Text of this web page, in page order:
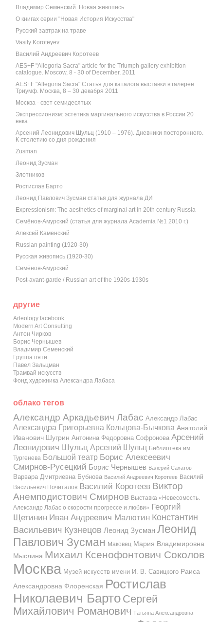
Владимир Семенский. Новая живопись
О книгах серии "Новая История Искусства"
Русский завтрак на траве
Vasily Koroteyev
Василий Андреевич Коротеев
AES+F "Allegoria Sacra" article for the Triumph gallery exhibition
catalogue. Moscow, 8 - 30 of December, 2011
AES+F "Allegoria Sacra" Статья для каталога выставки в галерее
Триумф. Москва, 8 – 30 декабря 2011
Москва - свет семидесятых
Экспрессионизм: эстетика маргинального искусства в России 20
века
Арсений Леонидович Шульц (1910 – 1976). Дневники постороннего.
К столетию со дня рождения
Zusman
Леонид Зусман
Злотников
Ростислав Барто
Леонид Павлович Зусман статья для журнала ДИ
Expressionism: The aesthetics of marginal art in 20th century Russia
Семёнов-Амурский (статья для журнала Academia №1 2010 г.)
Алексей Каменский
Russian painting (1920-30)
Русская живопись (1920-30)
Семёнов-Амурский
Post-avant-garde / Russian art of the 1920s-1930s
другие
Arteology facebook
Modern Art Consulting
Антон Чирков
Борис Чернышев
Владимир Семенский
Группа пяти
Павел Зальцман
Трамвай искусств
Фонд художника Александра Лабаса
облако тегов
Александр Аркадьевич Лабас Александр Лабас
Александра Григорьевна Кольцова-Бычкова Анатолий
Иванович Шугрин Антонина Федоровна Софронова Арсений
Леонидович Шульц Арсений Шульц Библиотека им.
Тургенева
Большой театр Борис Алексеевич
Смирнов-Русецкий Борис Чернышев Валерий Сахатов
Варвара Дмитриевна Бубнова Василий Андреевич Коротеев Василий
Васильевич Почиталов Василий Коротеев Виктор
Анемподистович Смирнов Выставка «Невесомость.
Александр Лабас о скорости прогрессе и любви»
Георгий
Щетинин Иван Андреевич Малютин Константин
Васильевич Кузнецов Леонид Зусман Леонид
Павлович Зусман
Маковец Мария Владимировна
Мыслина Михаил Ксенофонтович Соколов
Москва Музей искусств имени И. В. Савицкого Раиса
Александровна Флоренская Ростислав
Николаевич Барто Сергей
Михайлович Романович Татьяна Александровна